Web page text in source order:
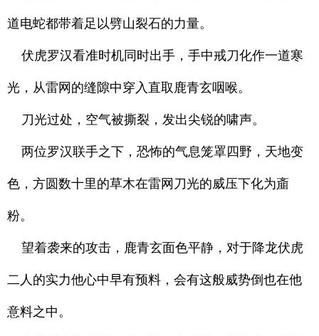
道电蛇都带着足以劈山裂石的力量。
伏虎罗汉看准时机同时出手，手中戒刀化作一道寒
光，从雷网的缝隙中穿入直取鹿青玄咽喉。
刀光过处，空气被撕裂，发出尖锐的啸声。
两位罗汉联手之下，恐怖的气息笼罩四野，天地变
色，方圆数十里的草木在雷网刀光的威压下化为齑
粉。
望着袭来的攻击，鹿青玄面色平静，对于降龙伏虎
二人的实力他心中早有预料，会有这般威势倒也在他
意料之中。